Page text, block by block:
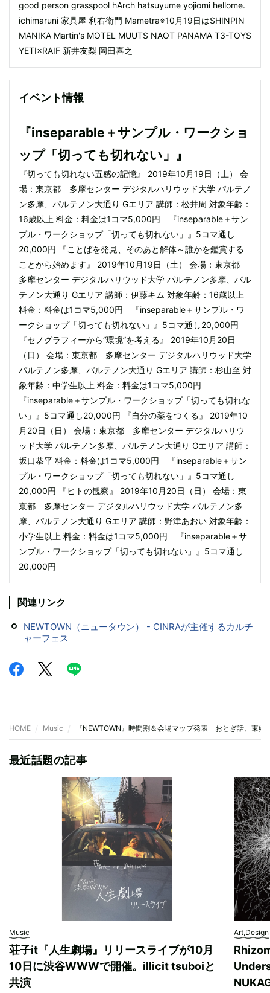
good person grasspool hArch hatsuyume yojiomi hellome.
ichimaruni 家具屋 利右衛門 Mametra※10月19日はSHINPIN
MANIKA Martin's MOTEL MUUTS NAOT PANAMA T3-TOYS
YETI×RAIF 新井友梨 岡田喜之
イベント情報
『inseparable＋サンプル・ワークショ
ップ「切っても切れない」』
『切っても切れない五感の記憶』 2019年10月19日（土） 会
場：東京都 多摩センター デジタルハリウッド大学 パルテノ
ン多摩、パルテノン大通り Gエリア 講師：松井周 対象年齢：
16歳以上 料金：料金は1コマ5,000円 『inseparable＋サン
プル・ワークショップ「切っても切れない」』5コマ通し
20,000円 『ことばを発見、そのあと解体～誰かを鑑賞する
ことから始めます』 2019年10月19日（土） 会場：東京都
多摩センター デジタルハリウッド大学 パルテノン多摩、パル
テノン大通り Gエリア 講師：伊藤キム 対象年齢：16歳以上
料金：料金は1コマ5,000円 『inseparable＋サンプル・ワ
ークショップ「切っても切れない」』5コマ通し20,000円
『セノグラフィーから“環境”を考える』 2019年10月20日
（日） 会場：東京都 多摩センター デジタルハリウッド大学
パルテノン多摩、パルテノン大通り Gエリア 講師：杉山至 対
象年齢：中学生以上 料金：料金は1コマ5,000円
『inseparable＋サンプル・ワークショップ「切っても切れな
い」』5コマ通し20,000円 『自分の薬をつくる』 2019年10
月20日（日） 会場：東京都 多摩センター デジタルハリウ
ッド大学 パルテノン多摩、パルテノン大通り Gエリア 講師：
坂口恭平 料金：料金は1コマ5,000円 『inseparable＋サン
プル・ワークショップ「切っても切れない」』5コマ通し
20,000円 『ヒトの観察』 2019年10月20日（日） 会場：東
京都 多摩センター デジタルハリウッド大学 パルテノン多
摩、パルテノン大通り Gエリア 講師：野津あおい 対象年齢：
小学生以上 料金：料金は1コマ5,000円 『inseparable＋サ
ンプル・ワークショップ「切っても切れない」』5コマ通し
20,000円
関連リンク
NEWTOWN（ニュータウン） - CINRAが主催するカルチ
ャーフェス
HOME Music 『NEWTOWN』時間割＆会場マップ発表 おとぎ話、東郷
最近話題の記事
Music
荘子it『人生劇場』リリースライブが10月
10日に渋谷WWWで開催。illicit tsuboiと
共演
Art,Design